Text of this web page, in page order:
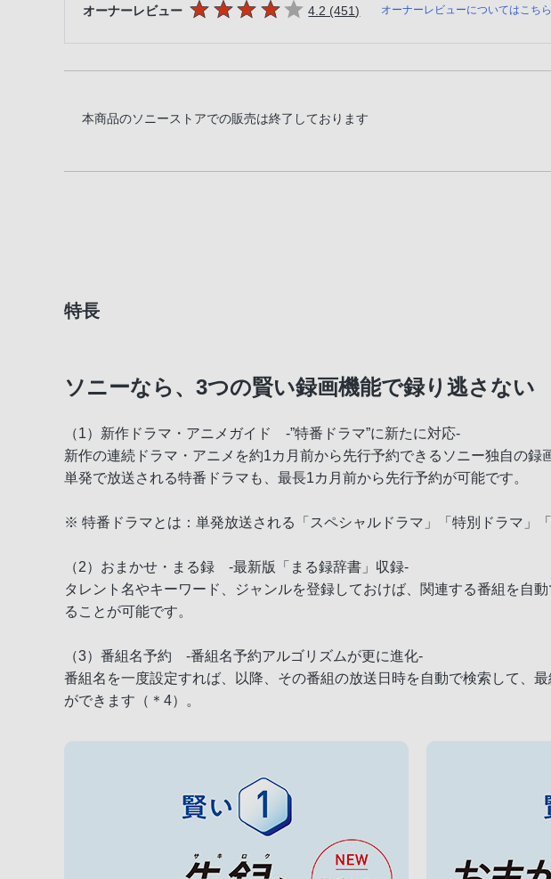
オーナーレビュー 5つの星のうち
4.2 (451件のレビュー
) オーナーレビューについてはこちら
本商品のソニーストアでの販売は終了しております
特長
ソニーなら、3つの賢い録画機能で録り逃さない
（1）新作ドラマ・アニメガイド -”特番ドラマ”に新たに対応-
新作の連続ドラマ・アニメを約1カ月前から先行予約できるソニー独自の録
単発で放送される特番ドラマも、最長1カ月前から先行予約が可能です。
※ 特番ドラマとは：単発放送される「スペシャルドラマ」「特別ドラマ」
（2）おまかせ・まる録 -最新版「まる録辞書」収録-
タレント名やキーワード、ジャンルを登録しておけば、関連する番組を自
ることが可能です。
（3）番組名予約 -番組名予約アルゴリズムが更に進化-
番組名を一度設定すれば、以降、その番組の放送日時を自動で検索して、
ができます（＊4）。